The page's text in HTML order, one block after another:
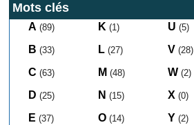
Mots clés
A (89)
B (33)
C (63)
D (25)
E (37)
K (1)
L (27)
M (48)
N (15)
O (14)
U (5)
V (28)
W (2)
X (0)
Y (2)